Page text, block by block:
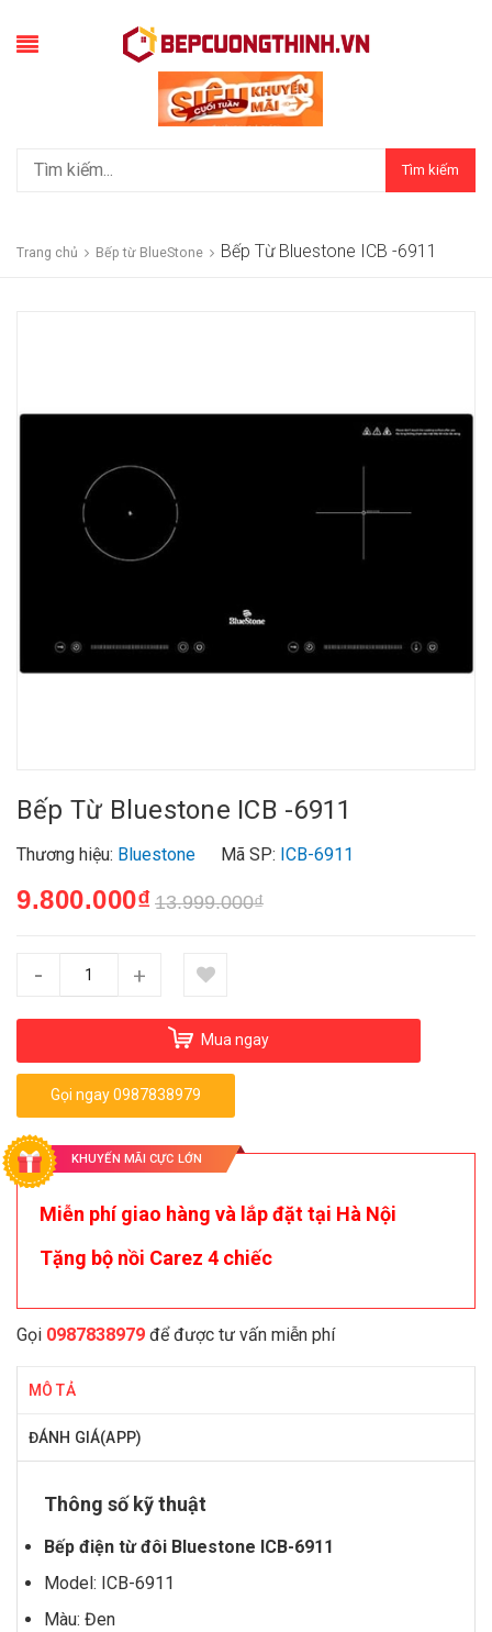
Tìm kiếm
Trang chủ Bếp từ BlueStone Bếp Từ Bluestone ICB -6911
Bếp Từ Bluestone ICB -6911
Thương hiệu: Bluestone Mã SP: ICB-6911
9.800.000₫ 13.999.000₫
- +
Mua ngay
Gọi ngay 0987838979
KHUYẾN MÃI CỰC LỚN
Miễn phí giao hàng và lắp đặt tại Hà Nội
Tặng bộ nồi Carez 4 chiếc
Gọi 0987838979 để được tư vấn miễn phí
MÔ TẢ
ĐÁNH GIÁ(APP)
Thông số kỹ thuật
Bếp điện từ đôi Bluestone ICB-6911
Model: ICB-6911
Màu: Đen